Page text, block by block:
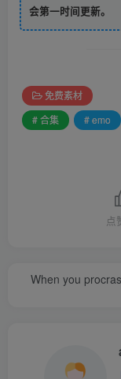
会第一时间更新。
免费素材
# 合集
# emo
点
When you